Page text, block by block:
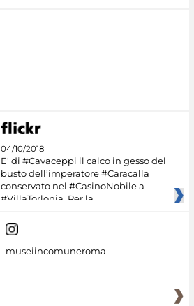
04/10/2018
E' di #Cavaceppi il calco in gesso del
busto dell’imperatore #Caracalla
conservato nel #CasinoNobile a
#VillaTorlonia. Per la
museiincomuneroma